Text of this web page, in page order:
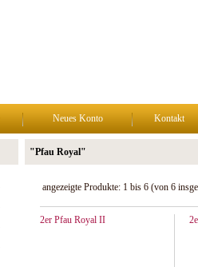
Neues Konto Kontakt
"Pfau Royal"
angezeigte Produkte: 1 bis 6 (von 6
2er Pfau Royal II